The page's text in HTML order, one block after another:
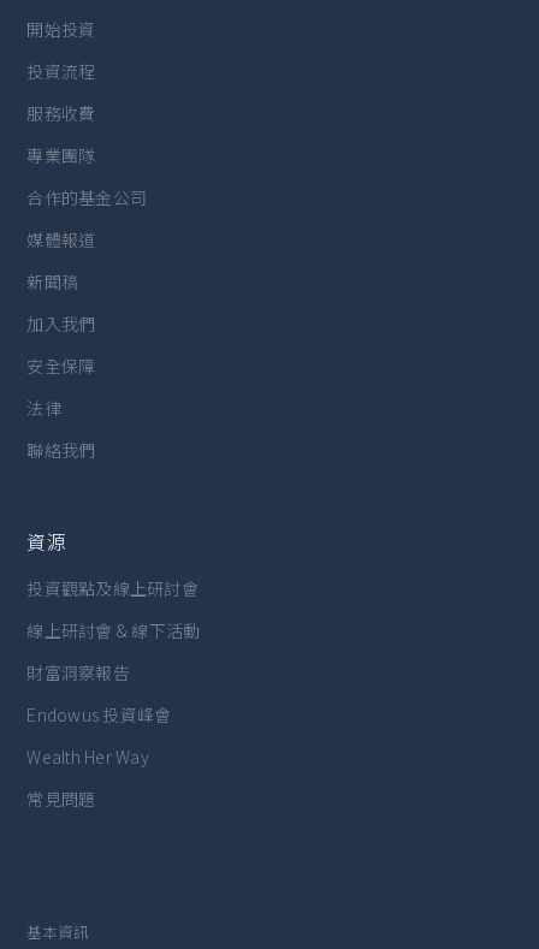
開始投資
投資流程
服務收費
專業團隊
合作的基金公司
媒體報道
新聞稿
加入我們
安全保障
法律
聯絡我們
資源
投資觀點及線上研討會
線上研討會 & 線下活動
財富洞察報告
Endowus 投資峰會
Wealth Her Way
常見問題
基本資訊